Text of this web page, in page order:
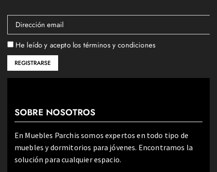
He leído y acepto los términos y condiciones
SOBRE NOSOTROS
En Muebles Parchis somos expertos en todo tipo de
muebles y dormitorios para jóvenes. Encontramos la
solución para cualquier espacio.